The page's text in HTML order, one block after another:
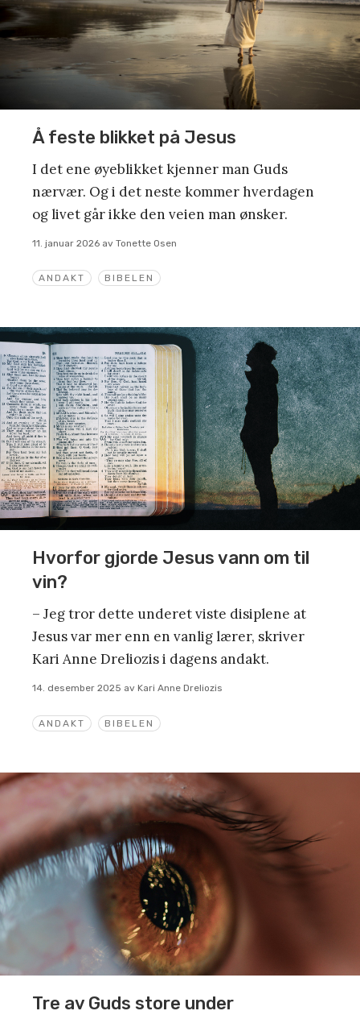
ANDAKT BIBELEN
Å feste blikket på Jesus
I det ene øyeblikket kjenner man Guds
nærvær. Og i det neste kommer hverdagen
og livet går ikke den veien man ønsker.
11. januar 2026 av Tonette Osen
ANDAKT BIBELEN
Hvorfor gjorde Jesus vann om til
vin?
– Jeg tror dette underet viste disiplene at
Jesus var mer enn en vanlig lærer, skriver
Kari Anne Dreliozis i dagens andakt.
14. desember 2025 av Kari Anne Dreliozis
Tre av Guds store under